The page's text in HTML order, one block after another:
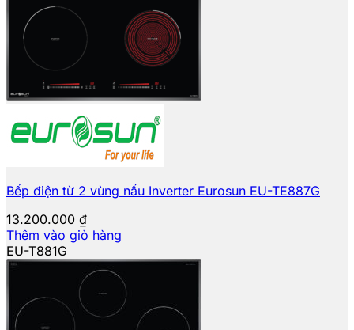
Bếp điện từ 2 vùng nấu Inverter Eurosun EU-TE887G
13.200.000 ₫
Thêm vào giỏ hàng
EU-T881G